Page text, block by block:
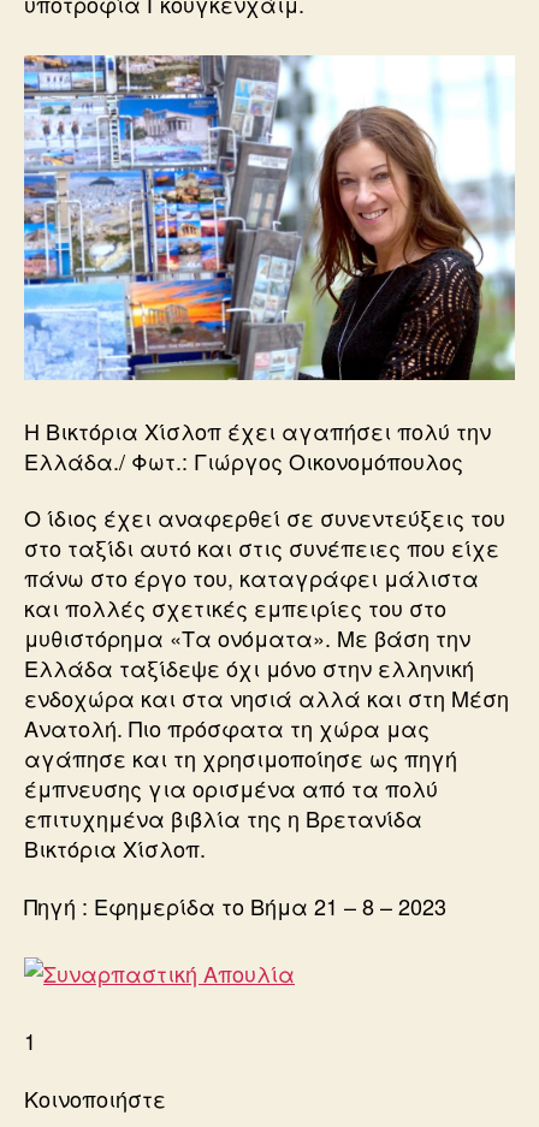
Η Βικτόρια Χίσλοπ έχει αγαπήσει πολύ την
Ελλάδα./ Φωτ.: Γιώργος Οικονομόπουλος
Ο ίδιος έχει αναφερθεί σε συνεντεύξεις του
στο ταξίδι αυτό και στις συνέπειες που είχε
πάνω στο έργο του, καταγράφει μάλιστα
και πολλές σχετικές εμπειρίες του στο
μυθιστόρημα «Τα ονόματα». Με βάση την
Ελλάδα ταξίδεψε όχι μόνο στην ελληνική
ενδοχώρα και στα νησιά αλλά και στη Μέση
Ανατολή. Πιο πρόσφατα τη χώρα μας
αγάπησε και τη χρησιμοποίησε ως πηγή
έμπνευσης για ορισμένα από τα πολύ
επιτυχημένα βιβλία της η Βρετανίδα
Βικτόρια Χίσλοπ.
Πηγή : Εφημερίδα το Βήμα 21 – 8 – 2023
1
Κοινοποιήστε